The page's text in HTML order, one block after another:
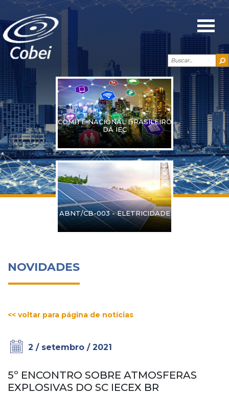
COMITÊ NACIONAL BRASILEIRO
DA IEC
ABNT/CB-003 - ELETRICIDADE
NOVIDADES
<< voltar para página de notícias
2 / setembro / 2021
5º ENCONTRO SOBRE ATMOSFERAS
EXPLOSIVAS DO SC IECEX BR